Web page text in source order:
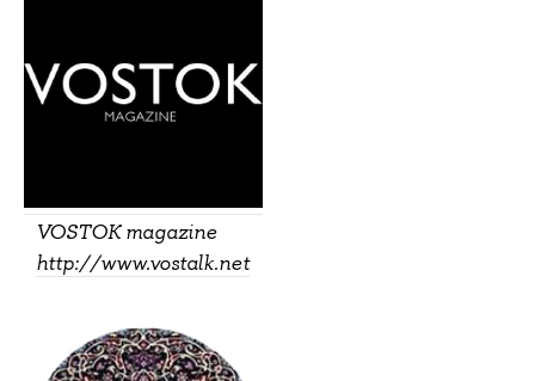
VOSTOK magazine
http://www.vostalk.net